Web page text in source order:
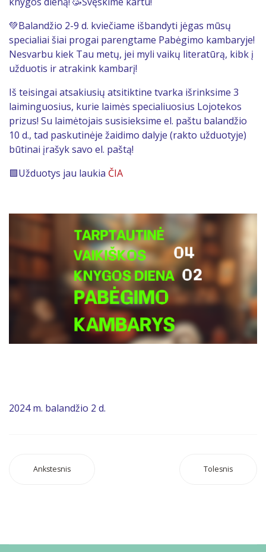
💚Balandžio 2-9 d. kviečiame išbandyti jėgas mūsų
specialiai šiai progai parengtame Pabėgimo kambaryje!
Nesvarbu kiek Tau metų, jei myli vaikų literatūrą, kibk į
užduotis ir atrakink kambarį!
Iš teisingai atsakiusių atsitiktine tvarka išrinksime 3
laiminguosius, kurie laimės specialiuosius Lojotekos
prizus! Su laimėtojais susisieksime el. paštu balandžio
10 d., tad paskutinėje žaidimo dalyje (rakto užduotyje)
būtinai įrašyk savo el. paštą!
🟩Užduotys jau laukia ČIA
2024 m. balandžio 2 d.
Ankstesnis Tolesnis